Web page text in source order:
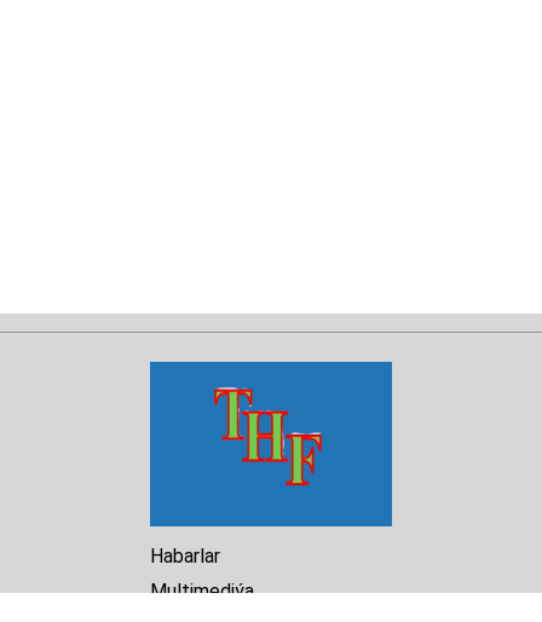
Habarlar
Multimediýa